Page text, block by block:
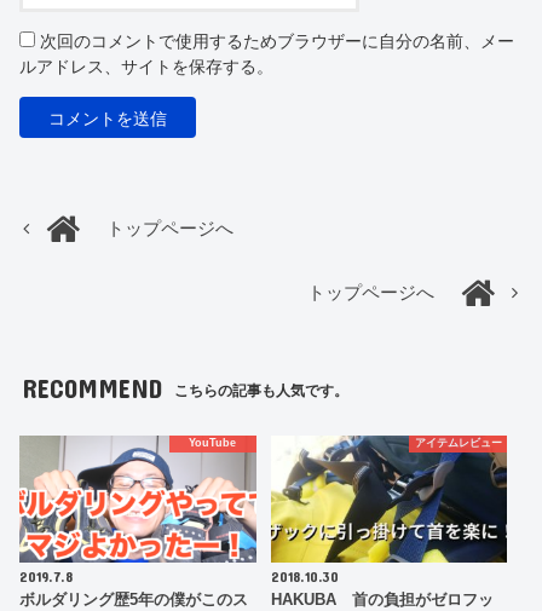
次回のコメントで使用するためブラウザーに自分の名前、メー
ルアドレス、サイトを保存する。
トップページへ
トップページへ
RECOMMEND こちらの記事も人気です。
YouTube
2019.7.8
ボルダリング歴5年の僕がこのス
アイテムレビュー
2018.10.30
HAKUBA 首の負担がゼロフッ